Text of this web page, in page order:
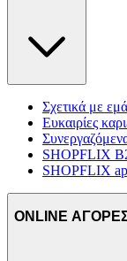
Σχετικά με
Ευκαιρίες
SHOPFLIX
SHOPFLIX
ONLINE